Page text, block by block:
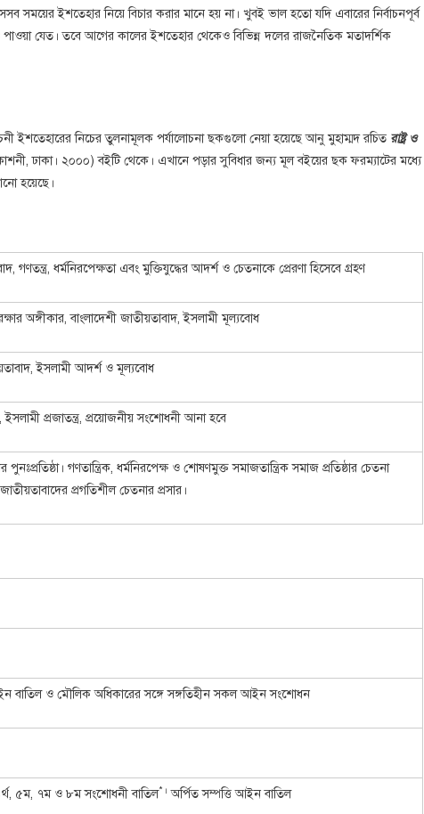
সময়ের ইশতেহার নিয়ে বিচার করার মানে হয় না। খুবই ভাল হতো যদি এবারের নির্বাচনপূর্ব
যেত। তবে আগের কালের ইশতেহার থেকেও বিভিন্ন দলের রাজনৈতিক মতাদর্শিক
ইশতেহারের নিচের তুলনামূলক পর্যালোচনা ছকগুলো নেয়া হয়েছে আনু মুহাম্মদ রচিত রাষ্ট্র ও
ঢাকা। ২০০০) বইটি থেকে। এখানে পড়ার সুবিধার জন্য মূল বইয়ের ছক ফরম্যাটের মধ্যে
হয়েছে।
গণতন্ত্র, ধর্মনিরপেক্ষতা এবং মুক্তিযুদ্ধের আদর্শ ও চেতনাকে প্রেরণা হিসেবে গ্রহণ
অঙ্গীকার, বাংলাদেশী জাতীয়তাবাদ, ইসলামী মূল্যবোধ
ইসলামী আদর্শ ও মূল্যবোধ
প্রজাতন্ত্র, প্রয়োজনীয় সংশোধনী আনা হবে
গণতান্ত্রিক, ধর্মনিরপেক্ষ ও শোষণমুক্ত সমাজতান্ত্রিক সমাজ প্রতিষ্ঠার চেতনা
জাতীয়তাবাদের প্রগতিশীল চেতনার প্রসার।
বাতিল ও মৌলিক অধিকারের সঙ্গে সঙ্গতিহীন সকল আইন সংশোধন
৫ম, ৭ম ও ৮ম সংশোধনী বাতিল­*। অর্পিত সম্পত্তি আইন বাতিল